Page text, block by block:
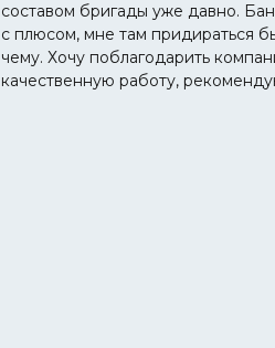
составом бригады уже давно.
с плюсом, мне там придираться
чему. Хочу поблагодарить
качественную работу,